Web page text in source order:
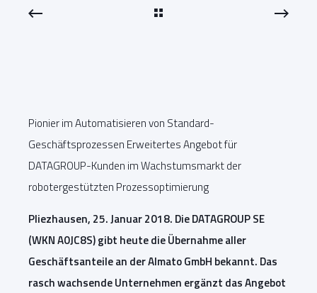
Pionier im Automatisieren von Standard-
Geschäftsprozessen Erweitertes Angebot für
DATAGROUP-Kunden im Wachstumsmarkt der
robotergestützten Prozessoptimierung
Pliezhausen, 25. Januar 2018. Die DATAGROUP SE
(WKN A0JC8S) gibt heute die Übernahme aller
Geschäftsanteile an der Almato GmbH bekannt. Das
rasch wachsende Unternehmen ergänzt das Angebot